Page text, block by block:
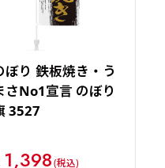
ぼり 鉄板焼き・う
さNo1宣言 のぼり
3527
1,398(税込)